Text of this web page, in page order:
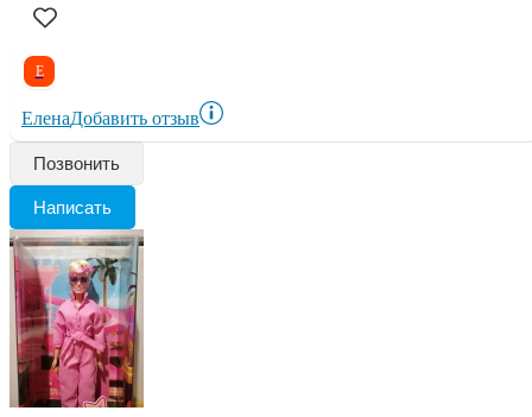
Е
ЕленаДобавить отзыв
Позвонить
Написать